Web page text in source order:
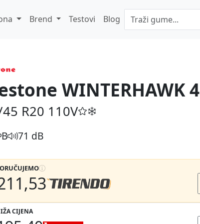
Brend Testovi Blog
WINTERHAWK 4
R20 110V
B 71 dB
CIJENA